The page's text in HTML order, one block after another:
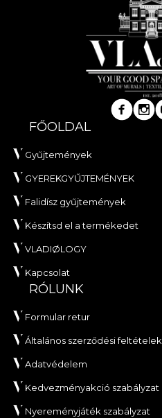
FŐOLDAL
Gyűjtemények
GYEREKGYŰJTEMÉNYEK
Falidísz gyűjtemények
Készítsd el a termékedet
VLADIØLOGY
Kapcsolat
RÓLUNK
Formular retur
Általános szerződési feltételek
Adatvédelem
Kedvezményakció szabályzat
Nyereményjáték szabályzat